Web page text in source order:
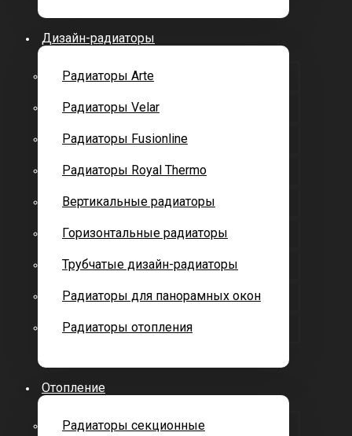
Дизайн-радиаторы
Радиаторы Arte
Радиаторы Velar
Радиаторы Fusionline
Радиаторы Royal Thermo
Вертикальные радиаторы
Горизонтальные радиаторы
Трубчатые дизайн-радиаторы
Радиаторы для панорамных окон
Радиаторы отопления
Отопление
Радиаторы секционные